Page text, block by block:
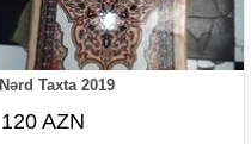
Nərd Taxta 2019
120 AZN